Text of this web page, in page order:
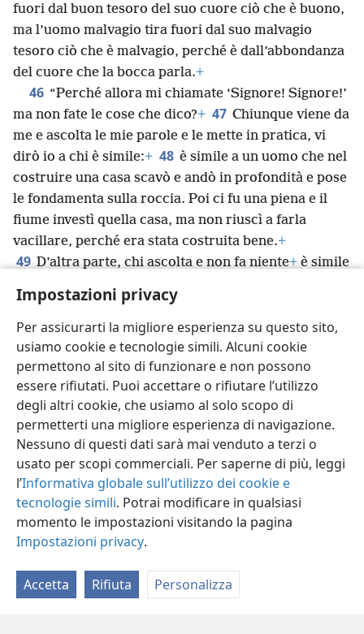
Impostazioni privacy
Per assicurarti la migliore esperienza su questo sito,
usiamo cookie e tecnologie simili. Alcuni cookie
permettono al sito di funzionare e non possono
essere rifiutati. Puoi accettare o rifiutare l’utilizzo
degli altri cookie, che usiamo al solo scopo di
permetterti una migliore esperienza di navigazione.
Nessuno di questi dati sarà mai venduto a terzi o
usato per scopi commerciali. Per saperne di più, leggi
l’Informativa globale sull’utilizzo dei cookie e
tecnologie simili. Potrai modificare in qualsiasi
momento le impostazioni visitando la pagina
Impostazioni privacy.
Accetta Rifiuta Personalizza
fuori dal buon tesoro del suo cuore ciò che è buono,
ma l’uomo malvagio tira fuori dal suo malvagio
tesoro ciò che è malvagio, perché è dall’abbondanza
del cuore che la bocca parla.+
46 “Perché allora mi chiamate ‘Signore! Signore!’
ma non fate le cose che dico?+ 47 Chiunque viene da
me e ascolta le mie parole e le mette in pratica, vi
dirò io a chi è simile:+ 48 è simile a un uomo che nel
costruire una casa scavò e andò in profondità e pose
le fondamenta sulla roccia. Poi ci fu una piena e il
fiume investì quella casa, ma non riuscì a farla
vacillare, perché era stata costruita bene.+
49 D’altra parte, chi ascolta e non fa niente+è simile
Quando il fiume la investì, la casa immediatamente
crollò, e fu distrutta completamente”.
Italiano Condividi Impostazioni
Copyright© 2026 Watch Tower Bible and Tract Society of Pennsylvania
Condizioni d’uso Informativa sulla privacy
Impostazioni privacy
JW.ORG
Accedi